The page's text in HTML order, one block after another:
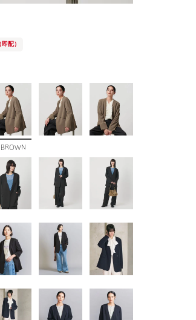
即配）